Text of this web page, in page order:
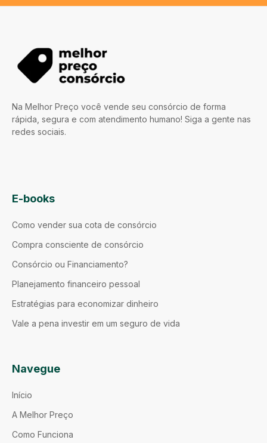
Na Melhor Preço você vende seu consórcio de forma
rápida, segura e com atendimento humano! Siga a gente nas
redes sociais.
E-books
Como vender sua cota de consórcio
Compra consciente de consórcio
Consórcio ou Financiamento?
Planejamento financeiro pessoal
Estratégias para economizar dinheiro
Vale a pena investir em um seguro de vida
Navegue
Início
A Melhor Preço
Como Funciona